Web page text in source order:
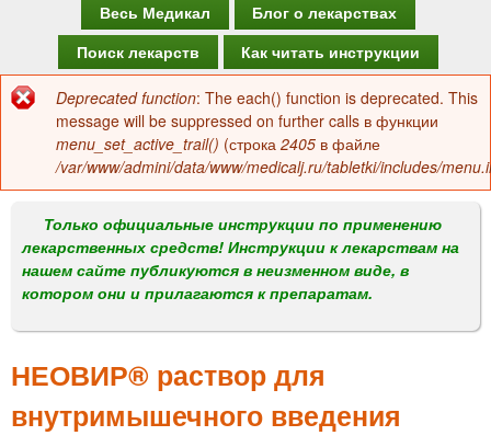
а
в
о
м
е
н
Весь Медикал
Блог о лекарствах
Поиск лекарств
Как читать инструкции
Сообщение
об
ошибке
Deprecated function: The each() function is deprecated. This
message will be suppressed on further calls в функции
menu_set_active_trail() (строка 2405 в файле
/var/www/admini/data/www/medicalj.ru/tabletki/includes/
Только официальные инструкции по применению
лекарственных средств! Инструкции к лекарствам на
нашем сайте публикуются в неизменном виде, в
котором они и прилагаются к препаратам.
НЕОВИР® раствор для
внутримышечного введения